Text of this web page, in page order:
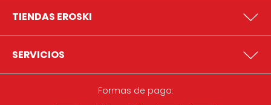
TIENDAS EROSKI
SERVICIOS
Formas de pago: